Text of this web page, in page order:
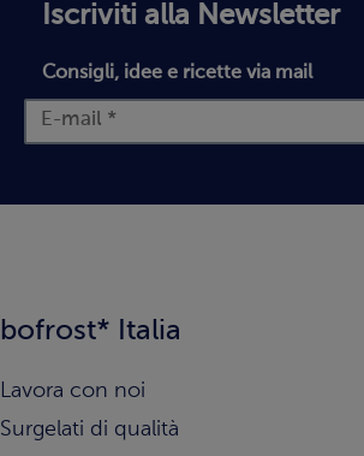
bofrost* Italia
Lavora con noi
Surgelati di qualità
Iscriviti alla Newsletter
Consigli, idee e ricette via mail